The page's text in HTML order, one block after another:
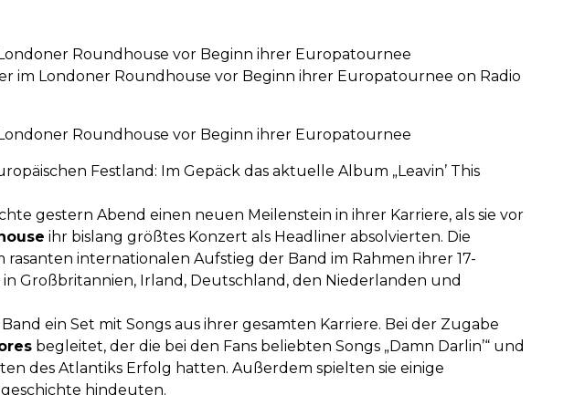
Roundhouse vor Beginn ihrer Europatournee
im Londoner Roundhouse vor Beginn ihrer Europatournee on Radio
Roundhouse vor Beginn ihrer Europatournee
Festland: Im Gepäck das aktuelle Album „Leavin’ This
gestern Abend einen neuen Meilenstein in ihrer Karriere, als sie vor
ihr bislang größtes Konzert als Headliner absolvierten. Die
internationalen Aufstieg der Band im Rahmen ihrer 17-
Großbritannien, Irland, Deutschland, den Niederlanden und
ein Set mit Songs aus ihrer gesamten Karriere. Bei der Zugabe
begleitet, der die bei den Fans beliebten Songs „Damn Darlin’“ und
des Atlantiks Erfolg hatten. Außerdem spielten sie einige
hindeuten.